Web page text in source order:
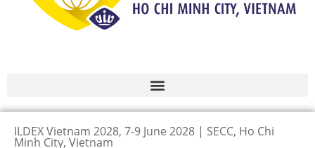
ILDEX Vietnam 2028, 7-9 June 2028 | SECC, Ho Chi
Minh City, Vietnam